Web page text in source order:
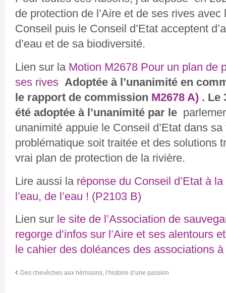
de protection de l’Aire et de ses rives avec
Conseil puis le Conseil d’Etat acceptent
d’eau et de sa biodiversité.
Lien sur la Motion M2678 Pour un plan de
ses rives Adoptée à l’unanimité en
le rapport de commission M2678 A) . Le
été adoptée à l’unanimité par le
unanimité appuie le Conseil d’Etat dans
problématique soit traitée et des solutions
vrai plan de protection de la rivière.
Lire aussi la réponse du Conseil d’Etat à
l’eau, de l’eau ! (P2103 B)
Lien sur le site de l’Association de
regorge d’infos sur l’Aire et ses alentours
le cahier des doléances des associations à
Des chevêches aux hérissons, l’histoire d’une passion